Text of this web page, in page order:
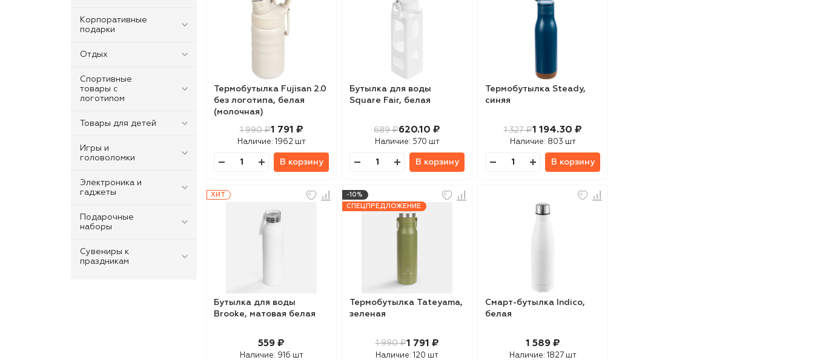
Корпоративные
подарки
Отдых
Спортивные
товары с
логотипом
Товары для детей
Игры и
головоломки
Электроника и
гаджеты
Подарочные
наборы
Сувениры к
праздникам
Термобутылка Fujisan 2.0
без логотипа, белая
(молочная)
1 990 ₽1 791 ₽
Наличие: 1962 шт
В корзину
Бутылка для воды
Square Fair, белая
689 ₽620.10 ₽
Наличие: 570 шт
В корзину
Термобутылка Steady,
синяя
1 327 ₽1 194.30 ₽
Наличие: 803 шт
В корзину
ХИТ
Бутылка для воды
Brooke, матовая белая
559 ₽
Наличие: 916 шт
-10%
СПЕЦПРЕДЛОЖЕНИЕ
Термобутылка Tateyama,
зеленая
1 990 ₽1 791 ₽
Наличие: 120 шт
Смарт-бутылка Indico,
белая
1 589 ₽
Наличие: 1827 шт